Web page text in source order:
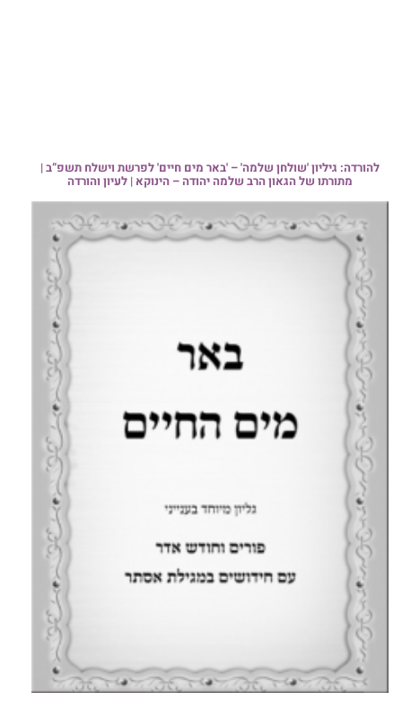
להורדה: גיליון 'שולחן שלמה' – 'באר מים חיים' לפרשת וישלח תשפ”ב |
מתורתו של הגאון הרב שלמה יהודה – הינוקא | לעיון והורדה